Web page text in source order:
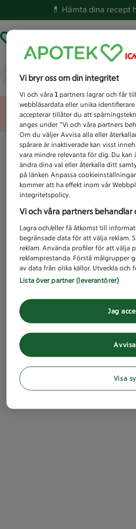
💊 Hämta dina recept
Vad letar du efter
Vi bryr oss om din integritet
Vi och våra1 partners lagrar och får
webbläsardata eller unika
accepterar tillåter du att
anges under ”Vi och våra partners
Om du väljer Avvisa alla eller
spårare är inaktiverade kan visst
vara mindre relevanta för dig. Du
ändra dina val eller återkalla ditt
på länken Anpassa
kommer att ha effekt inom vår
integritetspolicy.
Vi och våra partners
Lagra och/eller få åtkomst till
begränsade data för att välja reklam.
reklam. Använda profiler för att välja
reklamprestanda. Förstå målgrupper
av data från olika källor. Utveckla och
Lista över partner (leverantörer)
Jag
Visa